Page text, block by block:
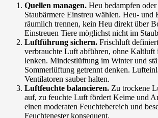
Quellen managen. Heu bedampfen
Staubärmere Einstreu wählen. Heu- und
räumlich trennen, kein Heu direkt über
Einstreuen Tiere möglichst nicht im
Luftführung sichern. Frischluft
verbrauchte Luft abführen, ohne Kaltluft
lenken. Mindestlüftung im Winter und
Sommerlüftung getrennt denken.
Ventilatoren sauber halten.
Luftfeuchte balancieren. Zu trockene
auf, zu feuchte Luft fördert Keime und
einen moderaten Feuchtebereich und
Feuchtenester konsequent.